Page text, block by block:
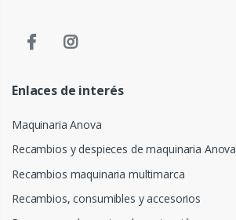
Enlaces de interés
Maquinaria Anova
Recambios y despieces de maquinaria Anova
Recambios maquinaria multimarca
Recambios, consumibles y accesorios